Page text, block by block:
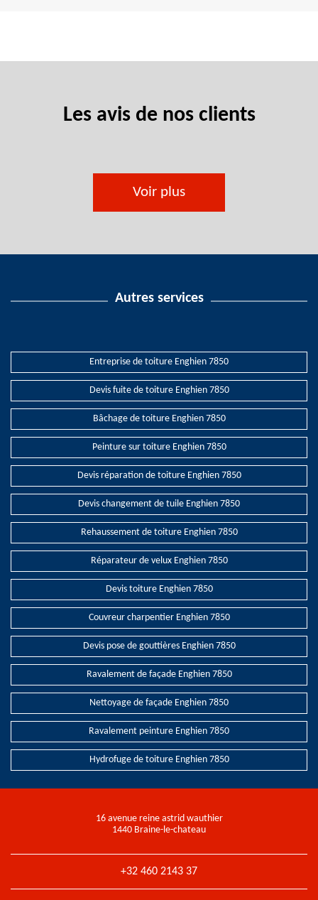
Les avis de nos clients
Voir plus
Autres services
Entreprise de toiture Enghien 7850
Devis fuite de toiture Enghien 7850
Bâchage de toiture Enghien 7850
Peinture sur toiture Enghien 7850
Devis réparation de toiture Enghien 7850
Devis changement de tuile Enghien 7850
Rehaussement de toiture Enghien 7850
Réparateur de velux Enghien 7850
Devis toiture Enghien 7850
Couvreur charpentier Enghien 7850
Devis pose de gouttières Enghien 7850
Ravalement de façade Enghien 7850
Nettoyage de façade Enghien 7850
Ravalement peinture Enghien 7850
Hydrofuge de toiture Enghien 7850
16 avenue reine astrid wauthier
1440 Braine-le-chateau
+32 460 2143 37